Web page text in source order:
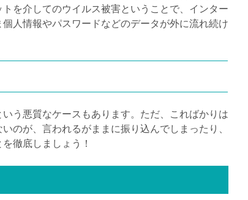
を介してのウイルス被害ということで、インター
人情報やパスワードなどのデータが外に流れ続け
う悪質なケースもあります。ただ、こればかりは
のが、言われるがままに振り込んでしまったり、
徹底しましょう！